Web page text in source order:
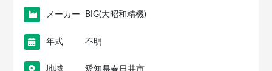
メーカー BIG(大昭和精機)
年式 不明
地域 愛知県春日井市